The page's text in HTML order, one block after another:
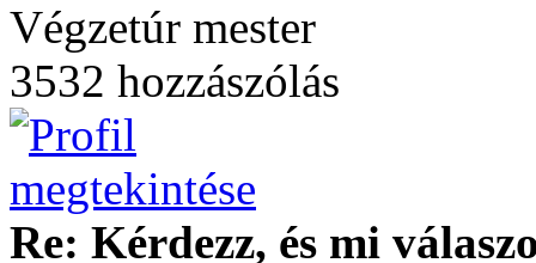
Végzetúr mester
3532 hozzászólás
Re: Kérdezz, és mi